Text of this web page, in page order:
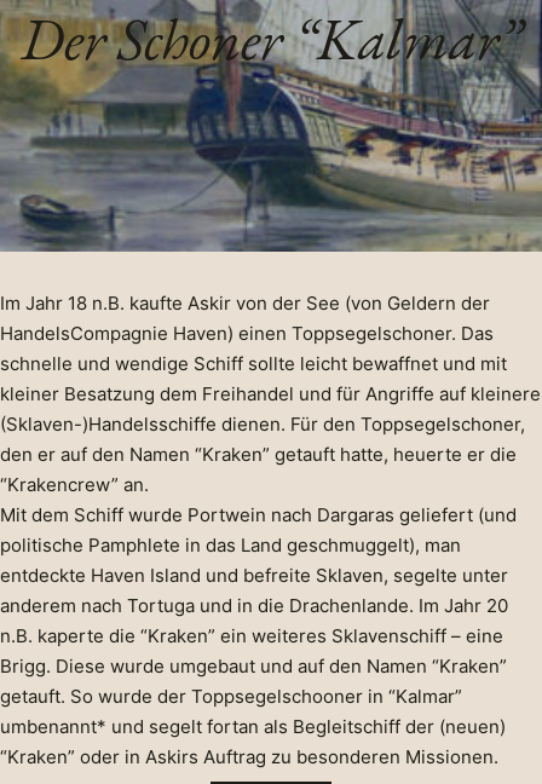
Der Schoner “Kalmar”
Im Jahr 18 n.B. kaufte Askir von der See (von Geldern der
HandelsCompagnie Haven) einen Toppsegelschoner. Das
schnelle und wendige Schiff sollte leicht bewaffnet und mit
kleiner Besatzung dem Freihandel und für Angriffe auf kleinere
(Sklaven-)Handelsschiffe dienen. Für den Toppsegelschoner,
den er auf den Namen “Kraken” getauft hatte, heuerte er die
“Krakencrew” an.
Mit dem Schiff wurde Portwein nach Dargaras geliefert (und
politische Pamphlete in das Land geschmuggelt), man
entdeckte Haven Island und befreite Sklaven, segelte unter
anderem nach Tortuga und in die Drachenlande. Im Jahr 20
n.B. kaperte die “Kraken” ein weiteres Sklavenschiff – eine
Brigg. Diese wurde umgebaut und auf den Namen “Kraken”
getauft. So wurde der Toppsegelschooner in “Kalmar”
umbenannt* und segelt fortan als Begleitschiff der (neuen)
“Kraken” oder in Askirs Auftrag zu besonderen Missionen.